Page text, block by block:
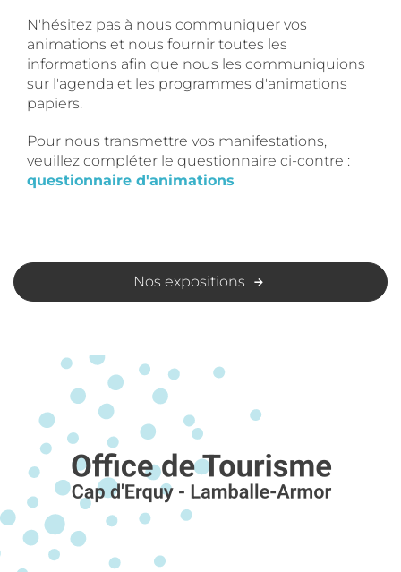
N'hésitez pas à nous communiquer vos
animations et nous fournir toutes les
informations afin que nous les communiquions
sur l'agenda et les programmes d'animations
papiers.
Pour nous transmettre vos manifestations,
veuillez compléter le questionnaire ci-contre :
questionnaire d'animations
Nos expositions